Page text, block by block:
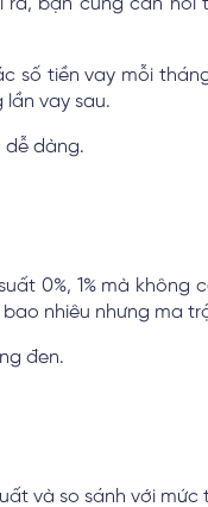
bạn cũng cần hỏi
số tiền vay mỗi
vay sau.
dễ dàng.
0%, 1% mà không
nhiêu nhưng ma
đen.
và so sánh với